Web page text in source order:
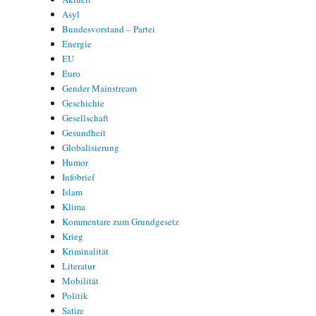
Asyl
Bundesvorstand – Partei
Energie
EU
Euro
Gender Mainstream
Geschichte
Gesellschaft
Gesundheit
Globalisierung
Humor
Infobrief
Islam
Klima
Kommentare zum Grundgesetz
Krieg
Kriminalität
Literatur
Mobilität
Politik
Satire